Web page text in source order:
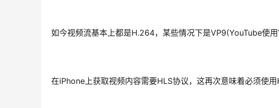
如今视频流基本上都是H.264，某些情况下是VP9(YouTube使用
在iPhone上获取视频内容需要HLS协议，这再次意味着必须使用